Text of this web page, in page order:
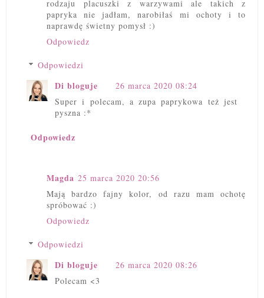
rodzaju placuszki z warzywami ale takich z
papryka nie jadłam, narobiłaś mi ochoty i to
naprawdę świetny pomysł :)
Odpowiedz
Odpowiedzi
Di bloguje
26 marca 2020 08:24
Super i polecam, a zupa paprykowa też jest
pyszna :*
Odpowiedz
Magda 25 marca 2020 20:56
Mają bardzo fajny kolor, od razu mam ochotę
spróbować :)
Odpowiedz
Odpowiedzi
Di bloguje
26 marca 2020 08:26
Polecam <3